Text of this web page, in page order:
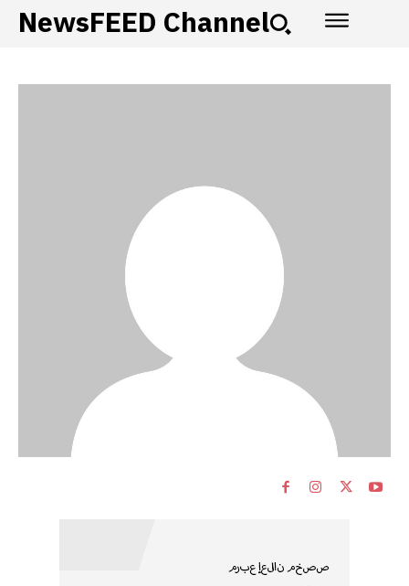
NewsFEED Channel